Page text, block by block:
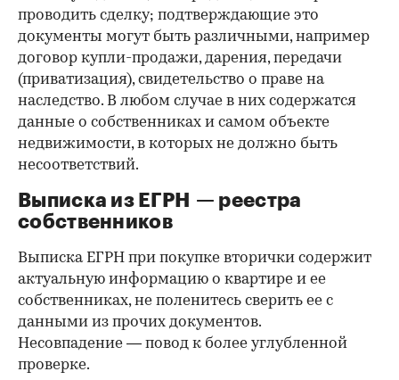
проводить сделку; подтверждающие это
документы могут быть различными, например
договор купли-продажи, дарения, передачи
(приватизация), свидетельство о праве на
наследство. В любом случае в них содержатся
данные о собственниках и самом объекте
недвижимости, в которых не должно быть
несоответствий.
Выписка из ЕГРН — реестра
собственников
Выписка ЕГРН при покупке вторички содержит
актуальную информацию о квартире и ее
собственниках, не поленитесь сверить ее с
данными из прочих документов.
Несовпадение — повод к более углубленной
проверке.